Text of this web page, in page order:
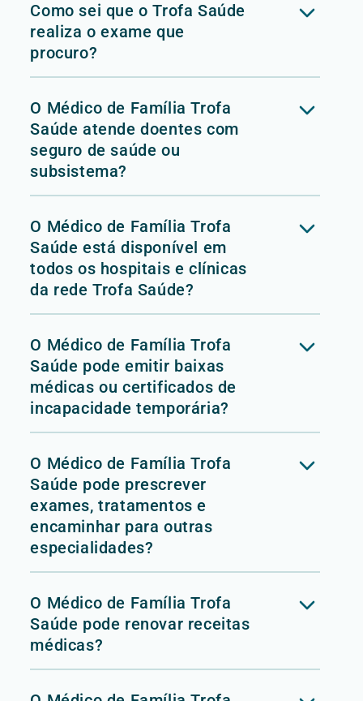
Como sei que o Trofa Saúde
realiza o exame que
procuro?
O Médico de Família Trofa
Saúde atende doentes com
seguro de saúde ou
subsistema?
O Médico de Família Trofa
Saúde está disponível em
todos os hospitais e clínicas
da rede Trofa Saúde?
O Médico de Família Trofa
Saúde pode emitir baixas
médicas ou certificados de
incapacidade temporária?
O Médico de Família Trofa
Saúde pode prescrever
exames, tratamentos e
encaminhar para outras
especialidades?
O Médico de Família Trofa
Saúde pode renovar receitas
médicas?